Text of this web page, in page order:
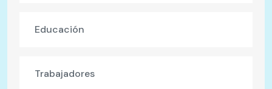
Educación
Trabajadores